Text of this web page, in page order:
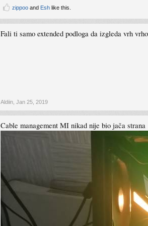
zippoo and Esh like this.
Fali ti samo extended podloga da izgleda vrh
Aldiin Jan 25, 2019
Cable management MI nikad nije bio jača strana